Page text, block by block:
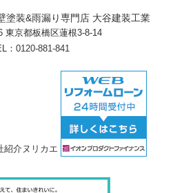
塗装&雨漏り専門店 大谷建装工業
東京都板橋区蓮根3-8-14
： 0120-881-841